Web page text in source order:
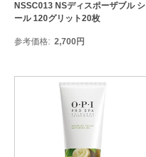
NSSC013 NSディスポーザブル シ
ール 120グリット20枚
参考価格 2,700円